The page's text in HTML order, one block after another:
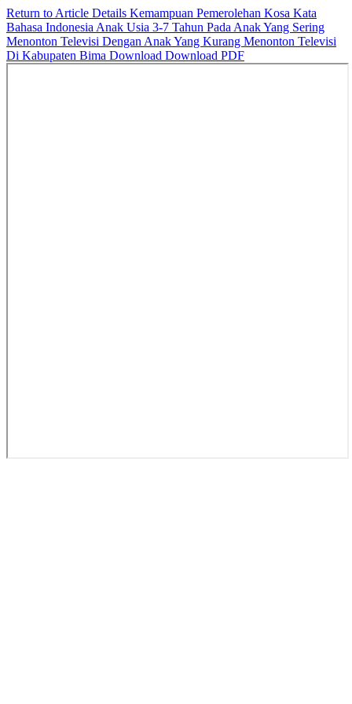
Return to Article Details Kemampuan Pemerolehan Kosa Kata
Bahasa Indonesia Anak Usia 3-7 Tahun Pada Anak Yang Sering
Menonton Televisi Dengan Anak Yang Kurang Menonton Televisi
Di Kabupaten Bima Download Download PDF